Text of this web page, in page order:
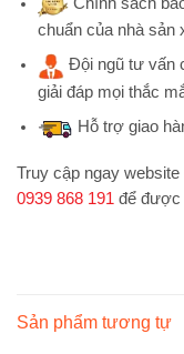
Chính sách
chuẩn của nhà sản
Đội ngũ tư vấn
giải đáp mọi thắc
Hỗ trợgiao
Truy cập ngay website
0939 868 191 để được
Sản phẩm tương tự